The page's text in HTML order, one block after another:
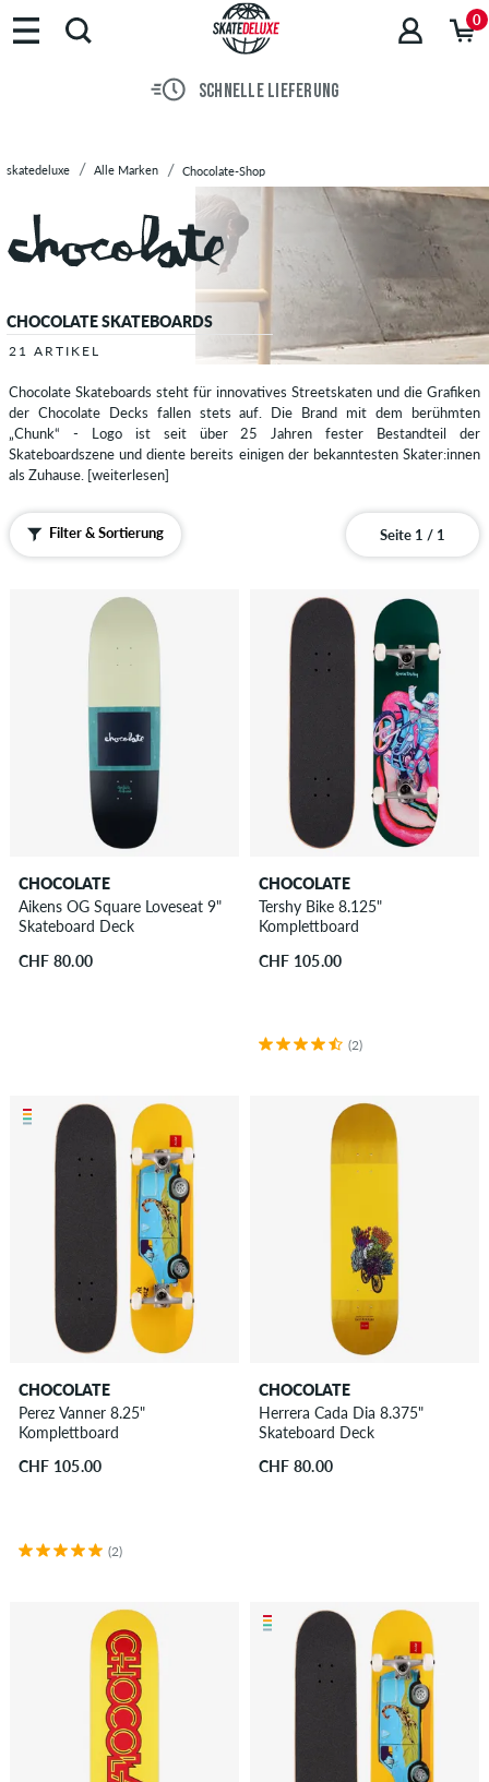
Marken
Skateboards
Sale
0
SCHNELLE LIEFERUNG
skatedeluxe Alle Marken Chocolate-Shop
CHOCOLATE SKATEBOARDS
21 ARTIKEL
Chocolate Skateboards steht für innovatives Streetskaten und die Grafiken
der Chocolate Decks fallen stets auf. Die Brand mit dem berühmten
„Chunk“ - Logo ist seit über 25 Jahren fester Bestandteil der
Skateboardszene und diente bereits einigen der bekanntesten Skater:innen
als Zuhause. [weiterlesen]
Filter & Sortierung Seite 1 / 1
CHOCOLATE
Aikens OG Square Loveseat 9"
Skateboard Deck
CHF 80.00
CHOCOLATE
Tershy Bike 8.125"
Komplettboard
CHF 105.00
(2)
CHOCOLATE
Perez Vanner 8.25"
Komplettboard
CHF 105.00
(2)
CHOCOLATE
Herrera Cada Dia 8.375"
Skateboard Deck
CHF 80.00